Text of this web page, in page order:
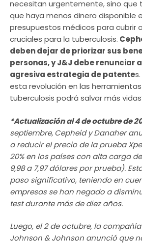
necesitan urgentemente, sino que
que haya menos dinero disponible
presupuestos médicos para cubrir
cruciales para la tuberculosis.
deben dejar de priorizar sus
personas, y J&J debe renunciar
agresiva estrategia de patente
esta revolución en las
tuberculosis podrá salvar más
*Actualización al 4 de octubre de
septiembre,Cepheid y Danaher
a reducir el precio de la prueba
20% en los países con alta carga
9,98 a 7,97 dólares por prueba).
paso significativo, teniendo en
empresas se han negado a
test durante más de diez años.
Luego, el 2 de octubre, la
Johnson & Johnson anunció que